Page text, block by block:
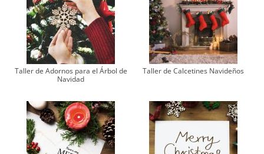
Taller de Adornos para el Árbol de
Navidad
Taller de Calcetines Navideños